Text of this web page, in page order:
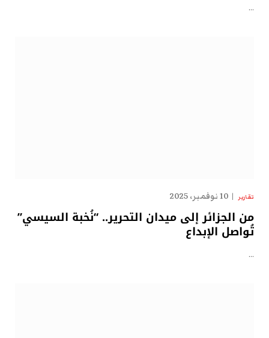
…
تقارير 10 نوفمبر، 2025
من الجزائر إلى ميدان التحرير.. “نُخبة السيسي”
تُواصل الإبداع
…